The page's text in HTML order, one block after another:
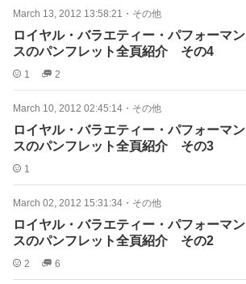
March 13, 2012 13:58:21 ・ その他
ロイヤル・バラエティー・パフォーマン
スのパンフレット全頁紹介 その4
1 2
March 10, 2012 02:45:14 ・ その他
ロイヤル・バラエティー・パフォーマン
スのパンフレット全頁紹介 その3
1
March 02, 2012 15:31:34 ・ その他
ロイヤル・バラエティー・パフォーマン
スのパンフレット全頁紹介 その2
2 6